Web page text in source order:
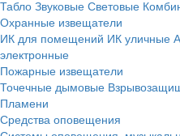
Табло Звуковые Световые
Охранные извещатели
ИК для помещений ИК уличные
электронные
Пожарные извещатели
Точечные дымовые
Пламени
Средства оповещения